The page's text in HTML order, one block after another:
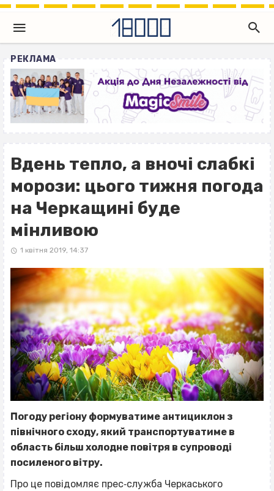
РЕКЛАМА
Вдень тепло, а вночі слабкі
морози: цього тижня погода
на Черкащині буде
мінливою
1 квітня 2019, 14:37
Погоду регіону формуватиме антициклон з
північного сходу, який транспортуватиме в
область більш холодне повітря в супроводі
посиленого вітру.
Про це повідомляє прес‐служба Черкаського